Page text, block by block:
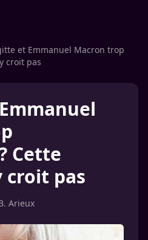
et Emmanuel Macron trop
croit pas
Cette
croit pas
Arieux